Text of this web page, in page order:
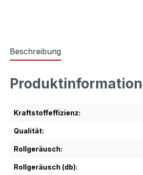
Beschreibung
Kraftstoffeffizienz:
Qualität:
Rollgeräusch:
Rollgeräusch (db):